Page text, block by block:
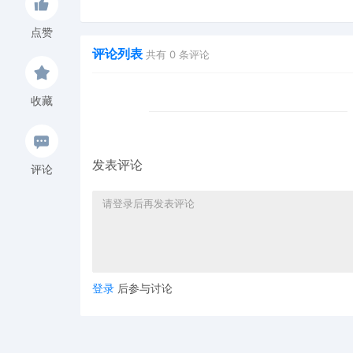
点赞
收藏
评论
评论列表 共有 0 条评论
发表评论
登录 后参与讨论